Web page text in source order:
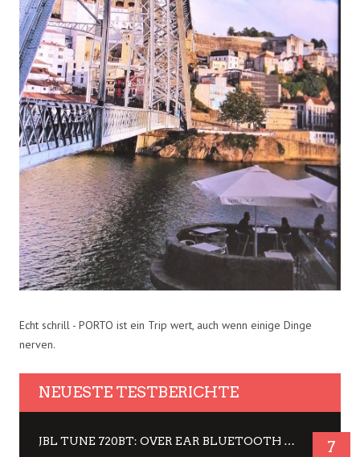
Echt schrill - PORTO ist ein Trip wert, auch wenn einige Dinge
nerven.
NEUESTE TESTBERICHTE
JBL TUNE 720BT: OVER EAR BLUETOOTH KOPFHÖRER UM DIE 50,-€ IM DAUER-TEST 7